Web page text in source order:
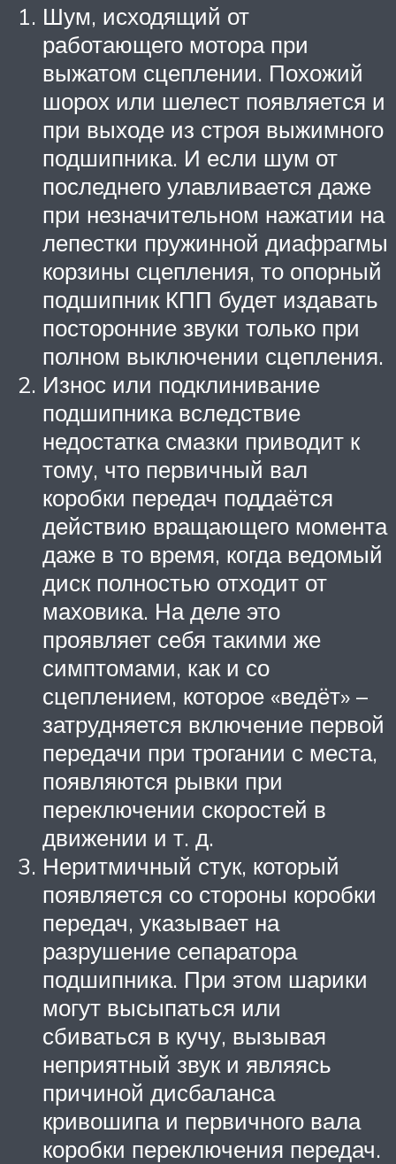
Шум, исходящий от
работающего мотора при
выжатом сцеплении. Похожий
шорох или шелест появляется и
при выходе из строя выжимного
подшипника. И если шум от
последнего улавливается даже
при незначительном нажатии на
лепестки пружинной диафрагмы
корзины сцепления, то опорный
подшипник КПП будет издавать
посторонние звуки только при
полном выключении сцепления.
Износ или подклинивание
подшипника вследствие
недостатка смазки приводит к
тому, что первичный вал
коробки передач поддаётся
действию вращающего момента
даже в то время, когда ведомый
диск полностью отходит от
маховика. На деле это
проявляет себя такими же
симптомами, как и со
сцеплением, которое «ведёт» –
затрудняется включение первой
передачи при трогании с места,
появляются рывки при
переключении скоростей в
движении и т. д.
Неритмичный стук, который
появляется со стороны коробки
передач, указывает на
разрушение сепаратора
подшипника. При этом шарики
могут высыпаться или
сбиваться в кучу, вызывая
неприятный звук и являясь
причиной дисбаланса
кривошипа и первичного вала
коробки переключения передач.